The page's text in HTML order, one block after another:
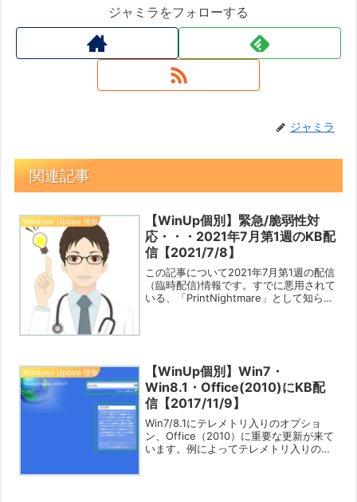
ジャミラをフォローする
ジャミラ
関連記事
Windows Update 情報
【WinUp個別】緊急/脆弱性対
応・・・2021年7月第1週のKB配
信【2021/7/8】
この記事について2021年7月第1週の配信
（臨時配信)情報です。すでに悪用されて
いる、「PrintNightmare」として知られ
Windows Update 情報
【WinUp個別】Win7・
Win8.1・Office(2010)にKB配
信【2017/11/9】
Win7/8.1にテレメトリ入りのオプショ
ン、Office（2010）に重要な更新が来て
います。例によってテレメトリ入りのオ